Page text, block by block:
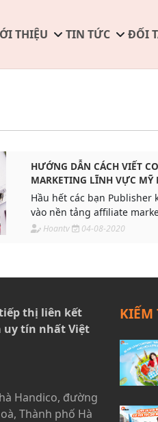
THIỆU TIN TỨC ĐỐI
HƯỚNG DẪN CÁCH VIẾT
MARKETING LĨNH VỰC MỸ
Hầu hết các bạn Publisher
vào nền tảng affiliate
tiếp thị liên kết là một hình
Hoantv 04-08-2020
thị liên kết
uy tín nhất Việt
Handico, đường
Thành phố Hà
KIẾM